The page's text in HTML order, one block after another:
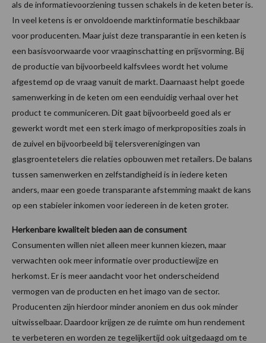
als de informatievoorziening tussen schakels in de keten beter is.
In veel ketens is er onvoldoende marktinformatie beschikbaar
voor producenten. Maar juist deze transparantie in een keten is
een basisvoorwaarde voor vraaginschatting en prijsvorming. Bij
de productie van bijvoorbeeld kalfsvlees wordt het volume
afgestemd op de vraag vanuit de markt. Daarnaast helpt goede
samenwerking in de keten om een eenduidig verhaal over het
product te communiceren. Dit gaat bijvoorbeeld goed als er
gewerkt wordt met een sterk imago of merkproposities zoals in
de zuivel en bijvoorbeeld bij telersverenigingen van
glasgroentetelers die relaties opbouwen met retailers. De balans
tussen samenwerken en zelfstandigheid is in iedere keten
anders, maar een goede transparante afstemming maakt de kans
op een stabieler inkomen voor iedereen in de keten groter.
Herkenbare kwaliteit bieden aan de consument
Consumenten willen niet alleen meer kunnen kiezen, maar
verwachten ook meer informatie over productiewijze en
herkomst. Er is meer aandacht voor het onderscheidend
vermogen van de producten en het imago van de sector.
Producenten zijn hierdoor minder anoniem en dus ook minder
uitwisselbaar. Daardoor krijgen ze de ruimte om hun rendement
te verbeteren en worden ze tegelijkertijd ook uitgedaagd om te